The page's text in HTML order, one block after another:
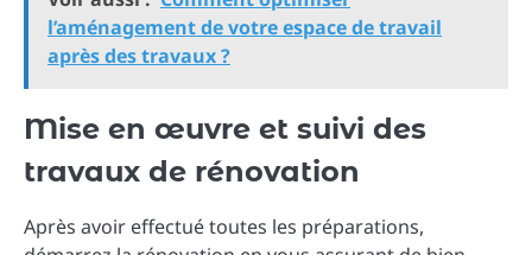
l’aménagement de votre espace de travail
après des travaux ?
Mise en œuvre et suivi des
travaux de rénovation
Après avoir effectué toutes les préparations,